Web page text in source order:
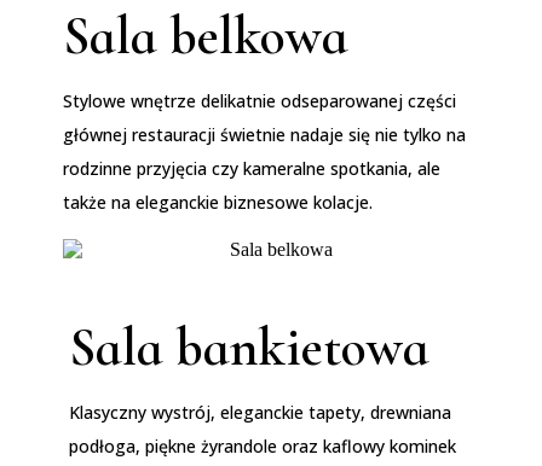
Sala belkowa
Stylowe wnętrze delikatnie odseparowanej części
głównej restauracji świetnie nadaje się nie tylko na
rodzinne przyjęcia czy kameralne spotkania, ale
także na eleganckie biznesowe kolacje.
Sala bankietowa
Klasyczny wystrój, eleganckie tapety, drewniana
podłoga, piękne żyrandole oraz kaflowy kominek